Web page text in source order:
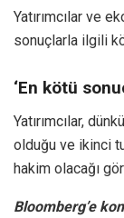
Yatırımcılar ve
sonuçlarla ilgili
‘En kötü
Yatırımcılar,
olduğu ve ikinci
hakim olacağı
Bloomberg’e